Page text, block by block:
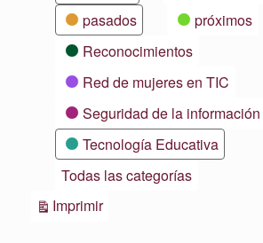
pasados
próximos
Reconocimientos
Red de mujeres en TIC
Seguridad de la información
Tecnología Educativa
Todas las categorías
ImprimirVistas